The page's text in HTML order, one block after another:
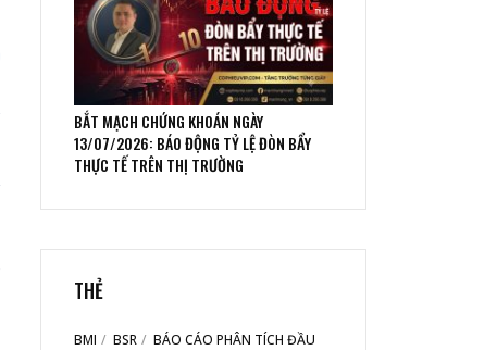
BẮT MẠCH CHỨNG KHOÁN NGÀY
13/07/2026: BÁO ĐỘNG TỶ LỆ ĐÒN BẨY
THỰC TẾ TRÊN THỊ TRƯỜNG
THẺ
BMI BSR
BÁO CÁO PHÂN TÍCH ĐẦU